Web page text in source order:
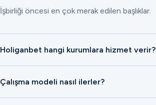
İşbirliği öncesi en çok merak edilen başlıklar.
Holiganbet hangi kurumlara hizmet verir?
Çalışma modeli nasıl ilerler?